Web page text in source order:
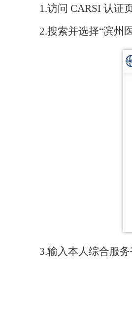
1.访问 CARSI 认证
2.搜索并选择“滨州
3.输入本人综合服